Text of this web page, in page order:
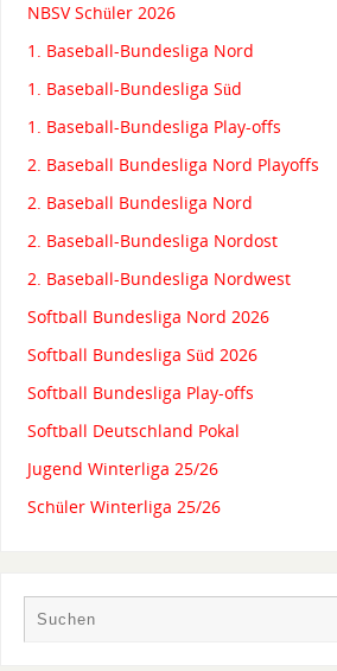
NBSV Schüler 2026
1. Baseball-Bundesliga Nord
1. Baseball-Bundesliga Süd
1. Baseball-Bundesliga Play-offs
2. Baseball Bundesliga Nord Playoffs
2. Baseball Bundesliga Nord
2. Baseball-Bundesliga Nordost
2. Baseball-Bundesliga Nordwest
Softball Bundesliga Nord 2026
Softball Bundesliga Süd 2026
Softball Bundesliga Play-offs
Softball Deutschland Pokal
Jugend Winterliga 25/26
Schüler Winterliga 25/26